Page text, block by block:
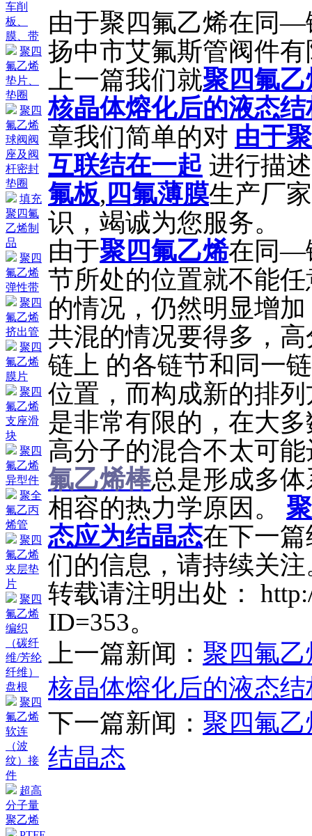
车削
板、
膜、带
聚四
氟乙烯
垫片、
垫圈
聚四
氟乙烯
球阀阀
座及阀
杆密封
垫圈
填充
聚四氟
乙烯制
品
聚四
氟乙烯
弹性带
聚四
氟乙烯
挤出管
聚四
氟乙烯
膜片
聚四
氟乙烯
支座滑
块
聚四
氟乙烯
异型件
聚全
氟乙丙
烯管
聚四
氟乙烯
夹层垫
片
聚四
氟乙烯
编织
（碳纤
维/芳纶
纤维）
盘根
聚四
氟乙烯
软连
（波
纹）接
件
超高
分子量
聚乙烯
由于聚四氟乙烯在同―
扬中市艾氟斯管阀件
上一篇我们就聚四氟
核晶体熔化后的液态结
章我们简单的对 由于
互联结在一起 进行描
氟板, 四氟薄膜生产厂
识，竭诚为您服务。
由于聚四氟乙烯在同―
节所处的位置就不能
的情况，仍然明显增
共混的情况要得多，
链上 的各链节和同一
位置，而构成新的排
是非常有限的，在大
高分子的混合不太可
氟乙烯棒总是形成多
相容的热力学原因。
态应为结晶态在下一
们的信息，请持续关注
转载请注明出处：
ID=353。
上一篇新闻： 聚四氟
核晶体熔化后的液态结
下一篇新闻： 聚四氟
结晶态